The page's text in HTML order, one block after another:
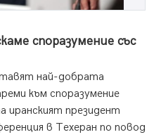
споразумение със
най-добрата
към споразумение
иранският президент
в Техеран по повод